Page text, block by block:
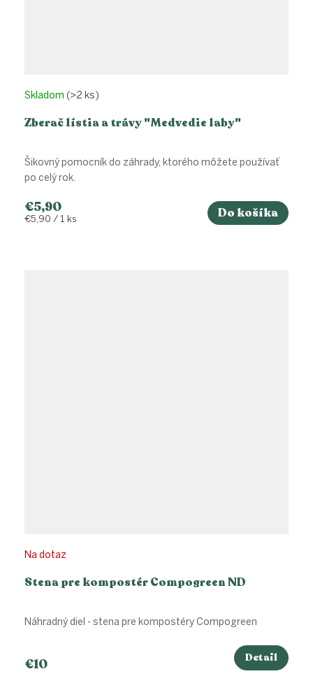
Zberač lístia a trávy "Medvedie laby"
Skladom (>2 ks)
€5,90
Jednotková
€5,90 / 1 ks Do košíka
Šikovný pomocník do záhrady, ktorého môžete používať
po celý rok.
Stena pre kompostér Compogreen ND
Na dotaz
€10 Detail
Náhradný diel - stena pre kompostéry Compogreen